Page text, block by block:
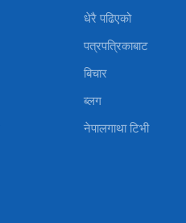
धेरै पढिएको
पत्रपत्रिकाबाट
बिचार
ब्लग
नेपालगाथा टिभी